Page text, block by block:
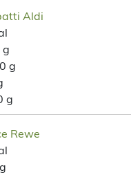
Aldi
g
g
g
Rewe